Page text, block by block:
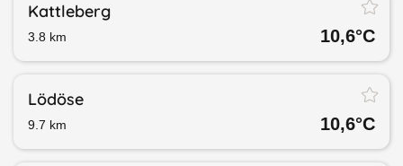
Kattleberg
3.8 km 10,6°C
Lödöse
9.7 km 10,6°C